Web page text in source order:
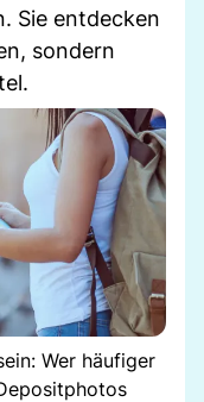
Sie entdecken
sondern
Wer häufiger